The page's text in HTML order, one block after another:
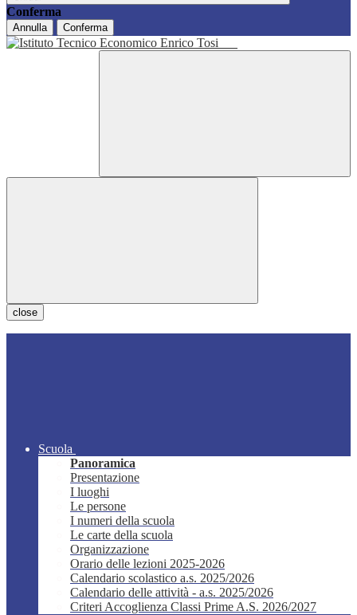
Conferma
Annulla Conferma
close
Scuola
Panoramica
Presentazione
I luoghi
Le persone
I numeri della scuola
Le carte della scuola
Organizzazione
Orario delle lezioni 2025-2026
Calendario scolastico a.s. 2025/2026
Calendario delle attività - a.s. 2025/2026
Criteri Accoglienza Classi Prime A.S. 2026/2027